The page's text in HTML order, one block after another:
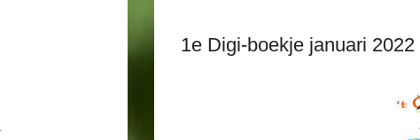
1e Digi-boekje januari 2022